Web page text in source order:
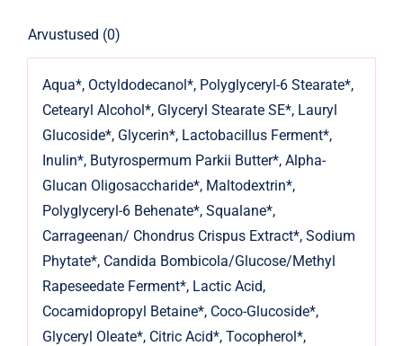
Arvustused (0)
Aqua*, Octyldodecanol*, Polyglyceryl-6 Stearate*,
Cetearyl Alcohol*, Glyceryl Stearate SE*, Lauryl
Glucoside*, Glycerin*, Lactobacillus Ferment*,
Inulin*, Butyrospermum Parkii Butter*, Alpha-
Glucan Oligosaccharide*, Maltodextrin*,
Polyglyceryl-6 Behenate*, Squalane*,
Carrageenan/ Chondrus Crispus Extract*, Sodium
Phytate*, Candida Bombicola/Glucose/Methyl
Rapeseedate Ferment*, Lactic Acid,
Cocamidopropyl Betaine*, Coco-Glucoside*,
Glyceryl Oleate*, Citric Acid*, Tocopherol*,